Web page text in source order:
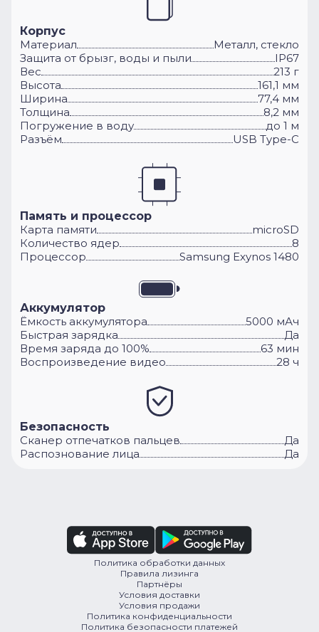
Корпус
Материал
Металл, стекло
Защита от брызг, воды и пыли
IP67
Вес
213 г
Высота
161,1 мм
Ширина
77,4 мм
Толщина
8,2 мм
Погружение в воду
до 1 м
Разъём
USB Type-C
Память и процессор
Карта памяти
microSD
Количество ядер
8
Процессор
Samsung Exynos 1480
Аккумулятор
Ёмкость аккумулятора
5000 мАч
Быстрая зарядка
Да
Время заряда до 100%
63 мин
Воспроизведение видео
28 ч
Безопасность
Сканер отпечатков пальцев
Да
Распознование лица
Да
Политика обработки данных
Правила лизинга
Партнёры
Условия доставки
Условия продажи
Политика конфиденциальности
Политика безопасности платежей